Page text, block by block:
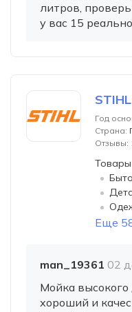
литров,
у вас 15
STIHL
Год
Страна:
Отзывы:
Товары
Еще
man_19361 02
Мойка высокого
хороший и